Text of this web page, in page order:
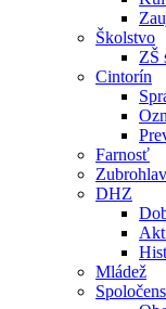
Školstvo
ZŠ
Cintorín
Farnosť
DHZ
Mládež